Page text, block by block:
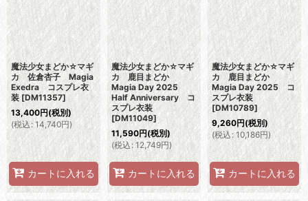
魔法少女まどか☆マギ
カ 佐倉杏子 Magia
Exedra コスプレ衣
装 [DM11357]
13,400円(税別)
(税込 : 14,740円)
カートに入れる
魔法少女まどか☆マギ
カ 鹿目まどか
Magia Day 2025
Half Anniversary コ
スプレ衣装
[DM11049]
11,590円(税別)
(税込: 12,749円)
カートに入れる
魔法少女まどか☆マギ
カ 鹿目まどか
Magia Day 2025 コ
スプレ衣装
[DM10789]
9,260円(税別)
(税込: 10,186円)
カートに入れる